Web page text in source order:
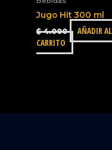
Jugo Hit 300 ml
$4.000
AÑADIR AL
CARRITO